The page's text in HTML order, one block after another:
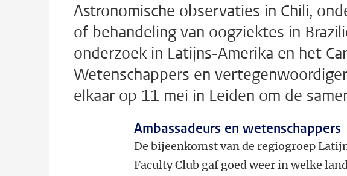
Astronomische observaties in Chili,
of behandeling van oogziektes in
onderzoek in Latijns-Amerika en het
Wetenschappers en
elkaar op 11 mei in Leiden om de
Ambassadeurs en wetenschappers
De bijeenkomst van de regiogroep
Faculty Club gaf goed weer in welke